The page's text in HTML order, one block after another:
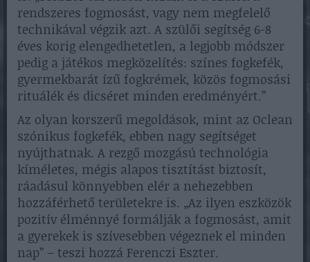
rendszeres fogmosást, vagy nem megfelelő
technikával végzik azt. A szülői segítség 6-8
éves korig elengedhetetlen, a legjobb módszer
pedig a játékos megközelítés: színes fogkefék,
gyermekbarát ízű fogkrémek, közös fogmosási
rituálék és dicséret minden eredményért.”
Az olyan korszerű megoldások, mint az Oclean
szónikus fogkefék, ebben nagy segítséget
nyújthatnak. A rezgő mozgású technológia
kíméletes, mégis alapos tisztítást biztosít,
ráadásul könnyebben elér a nehezebben
hozzáférhető területekre is. „Az ilyen eszközök
pozitív élménnyé formálják a fogmosást, amit
a gyerekek is szívesebben végeznek el minden
nap” – teszi hozzá Ferenczi Eszter.